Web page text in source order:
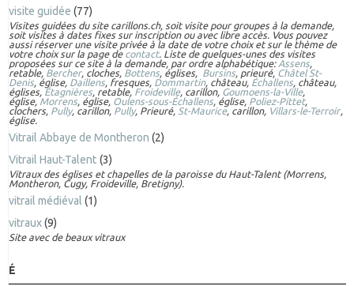
visite guidée (77)
Visites guidées du site carillons.ch, soit visite pour groupes à la demande,
soit visites à dates fixes sur inscription ou avec libre accès. Vous pouvez
aussi réserver une visite privée à la date de votre choix et sur le thème de
votre choix sur la page de contact. Liste de quelques-unes des visites
proposées sur ce site à la demande, par ordre alphabétique: Assens,
retable, Bercher, cloches, Bottens, églises, Bursins, prieuré, Châtel St-
Denis, église, Daillens, fresques, Dommartin, château, Échallens, château,
églises, Étagnières, retable, Froideville, carillon, Goumoens-la-Ville,
église, Morrens, église, Oulens-sous-Échallens, église, Poliez-Pittet,
clochers, Pully, carillon, Pully, Prieuré, St-Maurice, carillon, Villars-le-Terroir,
église.
Vitrail Abbaye de Montheron (2)
Vitrail Haut-Talent (3)
Vitraux des églises et chapelles de la paroisse du Haut-Talent (Morrens,
Montheron, Cugy, Froideville, Bretigny).
vitrail médiéval (1)
vitraux(9)
Site avec de beaux vitraux
É